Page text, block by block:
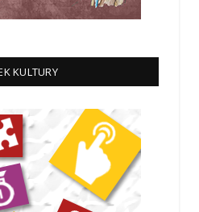
KULTURY